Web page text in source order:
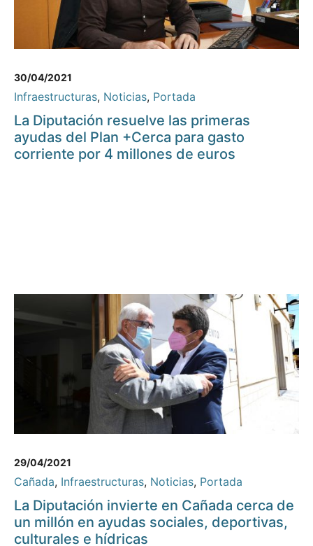
30/04/2021
Infraestructuras, Noticias, Portada
La Diputación resuelve las primeras
ayudas del Plan +Cerca para gasto
corriente por 4 millones de euros
29/04/2021
Cañada, Infraestructuras, Noticias, Portada
La Diputación invierte en Cañada cerca de
un millón en ayudas sociales, deportivas,
culturales e hídricas